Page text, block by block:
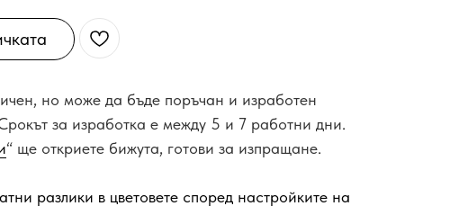
но може да бъде поръчан и изработен
за изработка е между 5 и 7 работни дни.
“ ще откриете бижута, готови за изпращане.
разлики в цветовете според настройките на